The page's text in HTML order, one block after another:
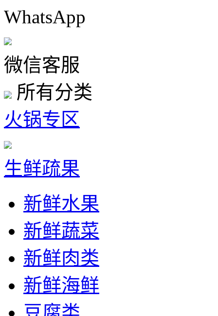
WhatsApp
微信客服
所有分类
火锅专区
生鲜疏果
新鲜水果
新鲜蔬菜
新鲜肉类
新鲜海鲜